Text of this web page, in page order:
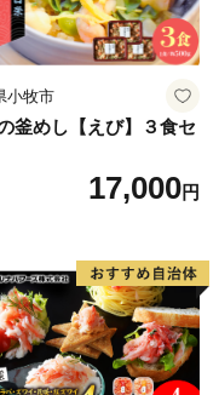
楽しんでください。
！」
ご体感頂ければと
小牧市
釜めし【えび】３食セ
17,000円